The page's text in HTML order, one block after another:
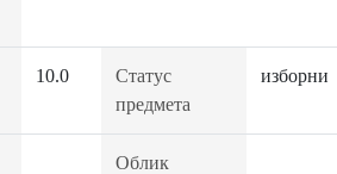
10.0
Статус
предмета
изборни
Облик